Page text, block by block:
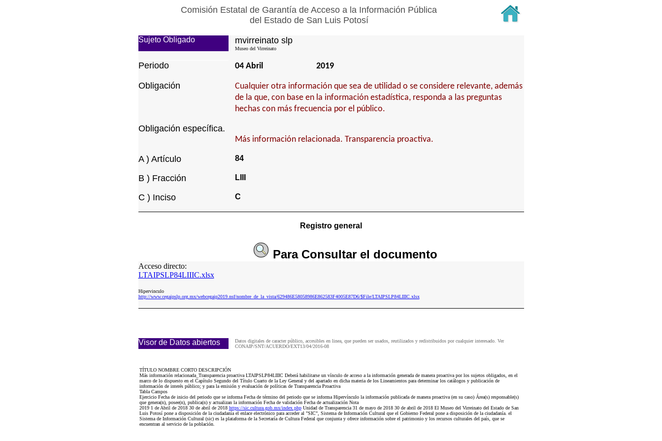
Comisión Estatal de Garantía de Acceso a la Información Pública
del Estado de San Luis Potosí
Sujeto Obligado mvirreinato slp
Museo del Virreinato
Periodo 04 Abril 2019
Obligación
Cualquier otra información que sea de utilidad o se considere relevante, además
de la que, con base en la información estadística, responda a las preguntas
hechas con más frecuencia por el público.
Obligación específica.
Más información relacionada. Transparencia proactiva.
A ) Artículo 84
B ) Fracción LIII
C ) Inciso C
Registro general
Para Consultarel documento
Acceso directo:
LTAIPSLP84LIIIC.xlsx
Hipervinculo
http://www.cegaipslp.org.mx/webcegaip2019.nsf/nombre_de_la_vista/629486E58058986E862583F4005E87D6/$File/LTAIPSLP84LIIIC.xlsx
Visor de Datos abiertos
Datos digitales de caracter público, accesibles en linea, que pueden ser usados, reutilizados y redistribuidos por cualquier interesado. Ver
CONAIP/SNT/ACUERDO/EXT13/04/2016-08
TÍTULO NOMBRE CORTO DESCRIPCIÓN
Más información relacionada_Transparencia proactiva LTAIPSLP84LIIIC Deberá habilitarse un vínculo de acceso a la información generada de manera proactiva por los sujetos obligados, en el
marco de lo dispuesto en el Capítulo Segundo del Título Cuarto de la Ley General y del apartado en dicha materia de los Lineamientos para determinar los catálogos y publicación de
información de interés público; y para la emisión y evaluación de políticas de Transparencia Proactiva
Tabla Campos
Ejercicio Fecha de inicio del periodo que se informa Fecha de término del periodo que se informa Hipervínculo la información publicada de manera proactiva (en su caso) Área(s) responsable(s)
que genera(n), posee(n), publica(n) y actualizan la información Fecha de validación Fecha de actualización Nota
2019 1 de Abril de 2018 30 de abril de 2018 https://sic.cultura.gob.mx/index.phpUnidad de Transparencia 31 de mayo de 2018 30 de abril de 2018 El Museo del Virreinato del Estado de San
Luis Potosí pone a disposición de la ciudadanía el enlace electrónico para acceder al "SIC", Sistema de Información Cultural que el Gobierno Federal pone a disposición de la ciudadanía. el
Sistema de Información Cultural (sic) es la plataforma de la Secretaría de Cultura Federal que conjunta y ofrece información sobre el patrimonio y los recursos culturales del país, que se
encuentran al servicio de la población.